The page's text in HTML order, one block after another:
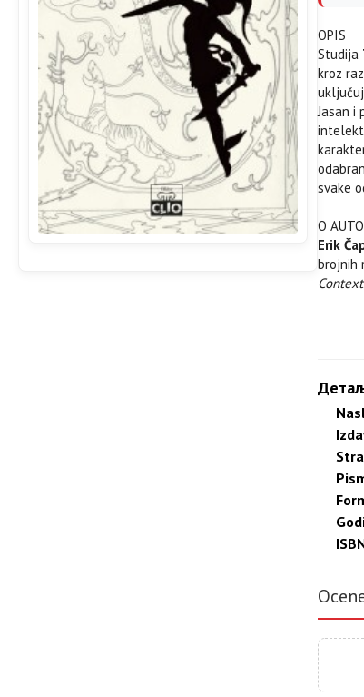
OPIS
Studija
kroz
Jasan i
svake
O
Erik
brojnih